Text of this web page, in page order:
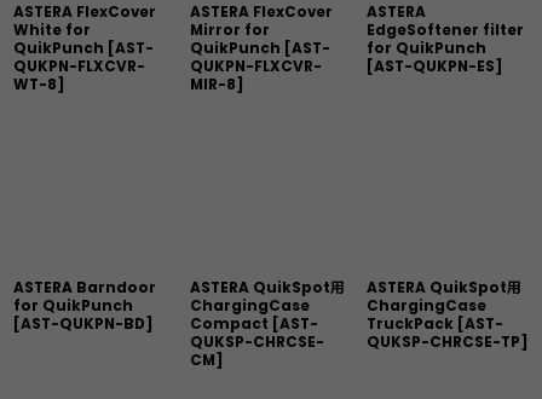
ASTERA FlexCover
White for
QuikPunch [AST-
QUKPN-FLXCVR-
WT-8]
ASTERA FlexCover
Mirror for
QuikPunch [AST-
QUKPN-FLXCVR-
MIR-8]
ASTERA
EdgeSoftener filter
for QuikPunch
[AST-QUKPN-ES]
ASTERA Barndoor
for QuikPunch
[AST-QUKPN-BD]
ASTERA QuikSpot用
ChargingCase
Compact [AST-
QUKSP-CHRCSE-
CM]
ASTERA QuikSpot用
ChargingCase
TruckPack [AST-
QUKSP-CHRCSE-TP]